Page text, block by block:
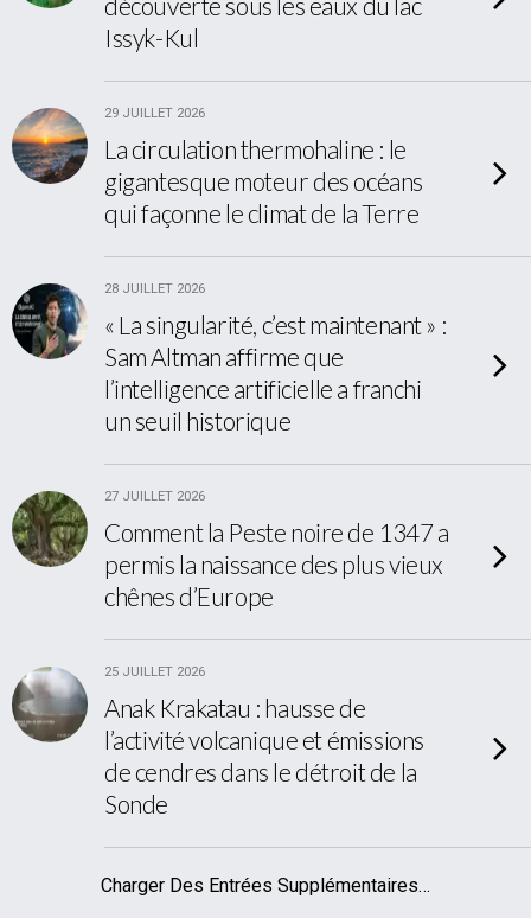
Issyk-Kul
29 JUILLET 2026
La circulation thermohaline : le
gigantesque moteur des océans
qui façonne le climat de la Terre
28 JUILLET 2026
« La singularité, c’est maintenant » :
Sam Altman affirme que
l’intelligence artificielle a franchi
un seuil historique
27 JUILLET 2026
Comment la Peste noire de 1347 a
permis la naissance des plus vieux
chênes d’Europe
25 JUILLET 2026
Anak Krakatau : hausse de
l’activité volcanique et émissions
de cendres dans le détroit de la
Sonde
Charger Des Entrées Supplémentaires…